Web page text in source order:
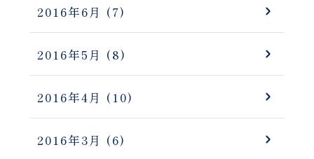
2016年6月 (7)
2016年5月 (8)
2016年4月 (10)
2016年3月 (6)